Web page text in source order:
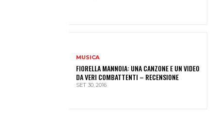
MUSICA
FIORELLA MANNOIA: UNA CANZONE E UN VIDEO
DA VERI COMBATTENTI – RECENSIONE
SET 30, 2016